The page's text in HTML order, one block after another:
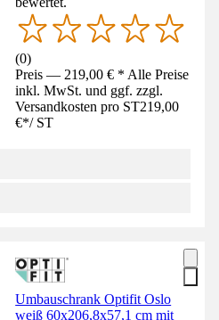
(0)
Preis — 219,00 € * Alle Preise
inkl. MwSt. und ggf. zzgl.
Versandkosten pro ST219,00
€*/ ST
Umbauschrank Optifit Oslo
weiß 60x206,8x57,1 cm mit